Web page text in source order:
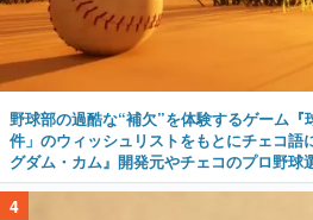
野球部の過酷な“補欠”を体験するゲーム
件」のウィッシュリストをもとにチェコ語
グダム・カム』開発元やチェコのプロ野球
4